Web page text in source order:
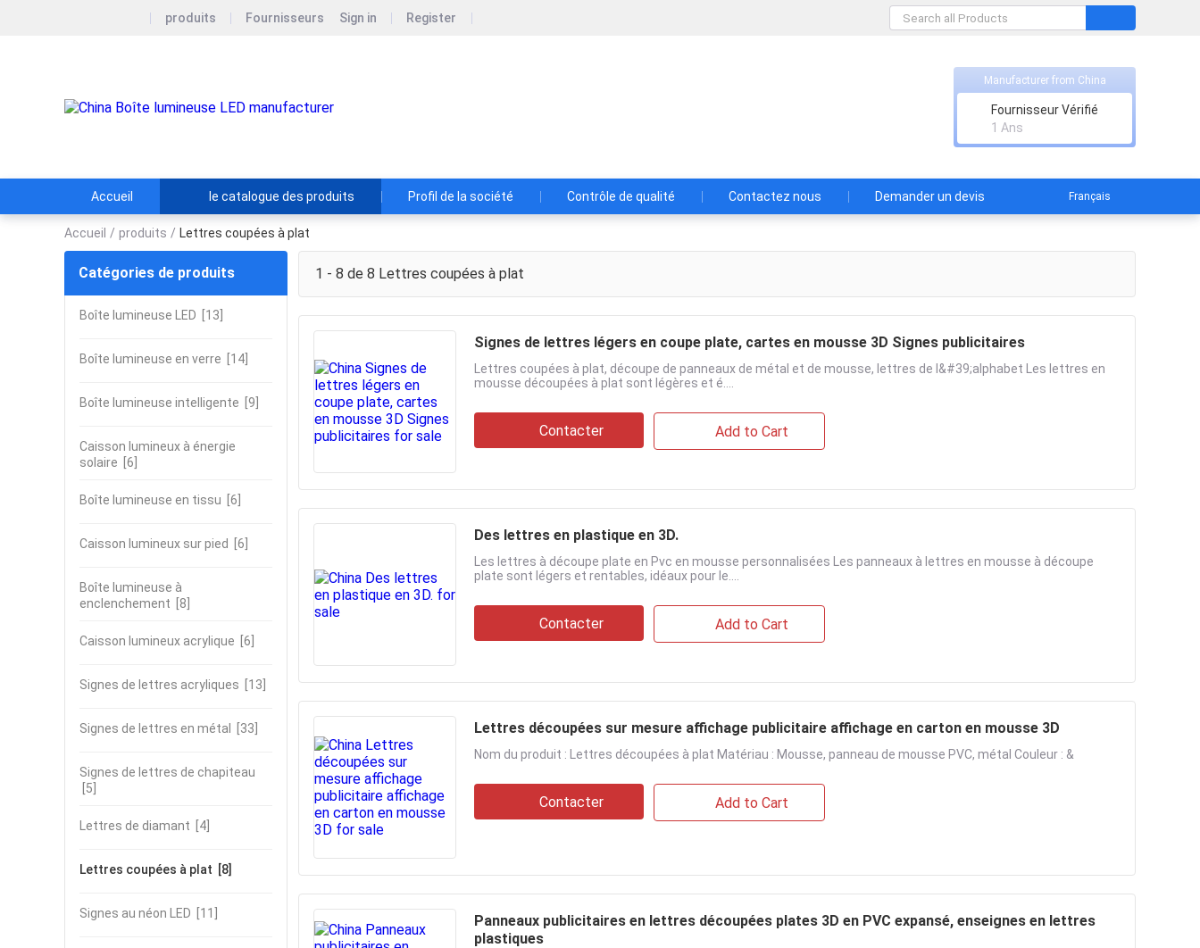
produits Fournisseurs Sign in Register
Manufacturer from China
Fournisseur Vérifié
1 Ans
Accueil le catalogue des produits Profil de la société Contrôle de qualité Contactez nous Demander un devis Français
Accueil / produits / Lettres coupées à plat
Catégories de produits
Boîte lumineuse LED [13]
Boîte lumineuse en verre [14]
Boîte lumineuse intelligente [9]
Caisson lumineux à énergie
solaire [6]
Boîte lumineuse en tissu [6]
Caisson lumineux sur pied [6]
Boîte lumineuse à
enclenchement [8]
Caisson lumineux acrylique [6]
Signes de lettres acryliques [13]
Signes de lettres en métal [33]
Signes de lettres de chapiteau
[5]
Lettres de diamant [4]
Lettres coupées à plat [8]
Signes au néon LED [11]
1 - 8 de 8 Lettres coupées à plat
Signes de lettres légers en coupe plate, cartes en mousse 3D Signes publicitaires
Lettres coupées à plat, découpe de panneaux de métal et de mousse, lettres de l&#39;alphabet Les lettres en
mousse découpées à plat sont légères et é....
Contacter Add to Cart
Des lettres en plastique en 3D.
Les lettres à découpe plate en Pvc en mousse personnalisées Les panneaux à lettres en mousse à découpe
plate sont légers et rentables, idéaux pour le....
Contacter Add to Cart
Lettres découpées sur mesure affichage publicitaire affichage en carton en mousse 3D
Nom du produit : Lettres découpées à plat Matériau : Mousse, panneau de mousse PVC, métal Couleur : &
Contacter Add to Cart
Panneaux publicitaires en lettres découpées plates 3D en PVC expansé, enseignes en lettres
plastiques